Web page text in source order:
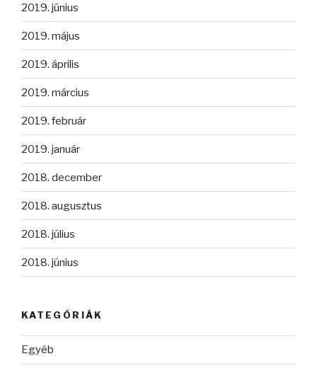
2019. június
2019. május
2019. április
2019. március
2019. február
2019. január
2018. december
2018. augusztus
2018. július
2018. június
KATEGÓRIÁK
Egyéb